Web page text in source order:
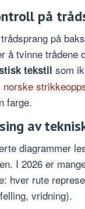
på
på
å tvinne trådene
tekstil som
norske
farge.
av
diagrammer
I 2026 er
hver rute
vridning).